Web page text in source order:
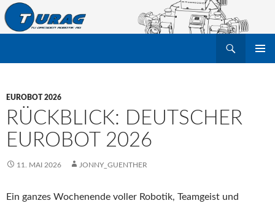
EUROBOT 2026
RÜCKBLICK: DEUTSCHER
EUROBOT 2026
11. MAI 2026 JONNY_GUENTHER
Ein ganzes Wochenende voller Robotik, Teamgeist und